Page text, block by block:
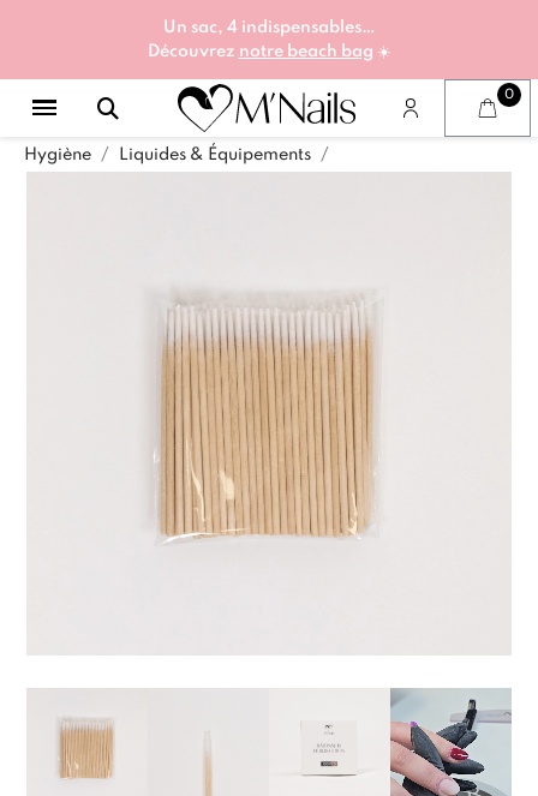
Un sac, 4 indispensables…
Découvrez notre beach bag ☀️
Hygiène Liquides & Équipements